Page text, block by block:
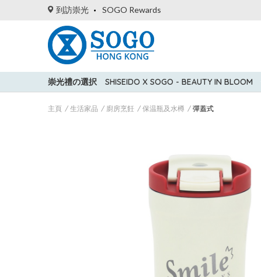
到訪崇光 SOGO Rewards
崇光禮の選択 SHISEIDO X SOGO - BEAUTY IN BLOOM
主頁 生活家品 廚房烹飪 保温瓶及水樽 彈蓋式